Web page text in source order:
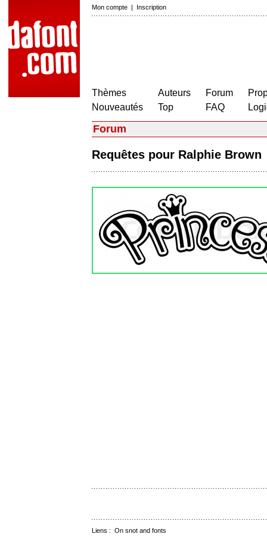
Mon compte | Inscription
Thèmes
Nouveautés
Auteurs
Top
Forum
FAQ
Forum
Requêtes pour Ralphie
Liens : On snot and fonts